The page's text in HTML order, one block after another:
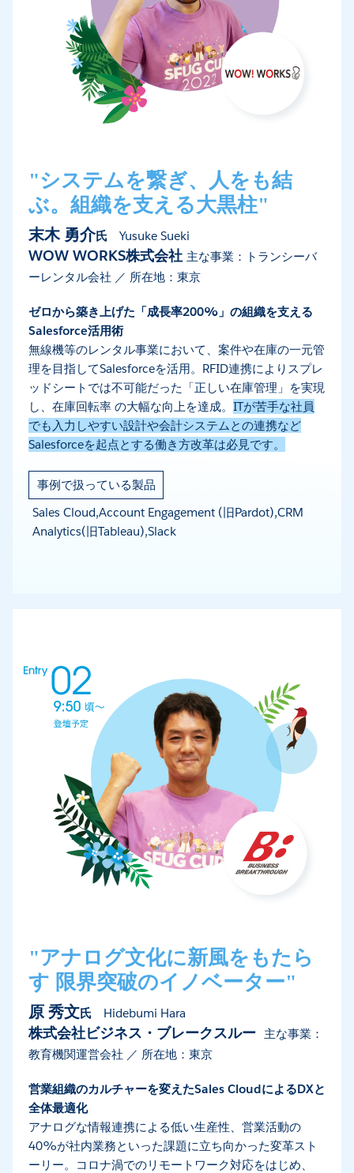
"システムを繋ぎ、人をも結
ぶ。組織を支える大黒柱"
末木 勇介氏 Yusuke Sueki
WOW WORKS株式会社 主な事業：トランシーバ
ーレンタル会社 ／ 所在地：東京
ゼロから築き上げた「成長率200%」の組織を支える
Salesforce活用術
無線機等のレンタル事業において、案件や在庫の一元管
理を目指してSalesforceを活用。RFID連携によりスプレ
ッドシートでは不可能だった「正しい在庫管理」を実現
し、在庫回転率 の大幅な向上を達成。 ITが苦手な社員
でも入力しやすい設計や会計システムとの連携など
Salesforceを起点とする働き方改革は必見です。
事例で扱っている製品
Sales Cloud,Account Engagement (旧Pardot),CRM
Analytics(旧Tableau),Slack
"アナログ文化に新風をもたら
す 限界突破のイノベーター"
原 秀文氏 Hidebumi Hara
株式会社ビジネス・ブレークスルー 主な事業：
教育機関運営会社 ／ 所在地：東京
営業組織のカルチャーを変えたSales CloudによるDXと
全体最適化
アナログな情報連携による低い生産性、営業活動の
40%が社内業務といった課題に立ち向かった変革スト
ーリー。コロナ渦でのリモートワーク対応をはじめ、